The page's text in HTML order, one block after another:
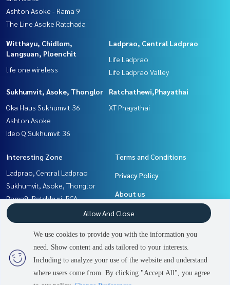
2 people are viewing
Contact us
Ashton Asoke - Rama 9
The Line Asoke Ratchada
Witthayu, Chidlom,
Langsuan, Ploenchit
life one wireless
Ladprao, Central Ladprao
Life Ladprao
Life Ladprao Valley
Sukhumvit, Asoke, Thonglor
Oka Haus Sukhumvit 36
Ashton Asoke
Ideo Q Sukhumvit 36
Ratchathewi,Phayathai
XT Phayathai
Interesting Zone
Ladprao, Central Ladprao
Sukhumvit, Asoke, Thonglor
Rama9, Petchburi, RCA
Ratchathewi,Phayathai
Witthayu, Chidlom, Langsuan,
Ploenchit
Khlongtoei, Kluaynamthai
Terms and Conditions
Privacy Policy
About us
How to sale-rent
Contact
We use cookies to provide you with the information you
need. Show content and ads tailored to your interests.
Including to analyze your use of the website and understand
where users come from. By clicking "Accept All", you agree
Allow And Close